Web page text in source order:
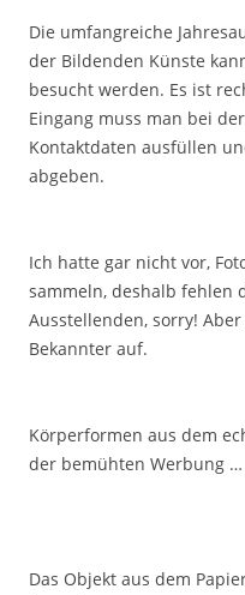
Die umfangreiche
der Bildenden Künste
besucht werden. Es ist
Eingang muss man bei
Kontaktdaten ausfüllen
abgeben.
Ich hatte gar nicht vor,
sammeln, deshalb fehlen
Ausstellenden, sorry!
Bekannter auf.
Körperformen aus dem
der bemühten Werbung …
Das Objekt aus dem